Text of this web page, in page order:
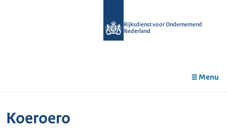
Rijksdienst voor Ondernemend
Nederland
Menu
Koeroero